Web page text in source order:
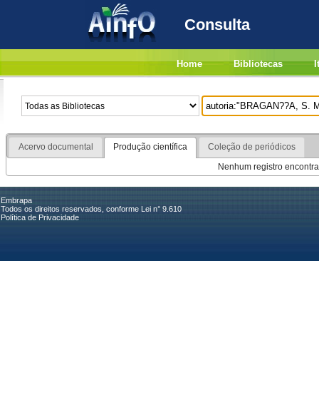
Consulta
Home Bibliotecas
Acervo documental Produção científica
Coleção de periódicos
Nenhum registro
Embrapa
Todos os direitos reservados, conforme Lei n° 9.610
Política de Privacidade